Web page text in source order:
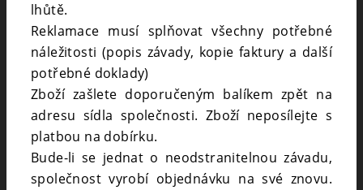
lhůtě.
Reklamace musí splňovat všechny potřebné
náležitosti (popis závady, kopie faktury a další
potřebné doklady)
Zboží zašlete doporučeným balíkem zpět na
adresu sídla společnosti. Zboží neposílejte s
platbou na dobírku.
Bude-li se jednat o neodstranitelnou závadu,
společnost vyrobí objednávku na své znovu.